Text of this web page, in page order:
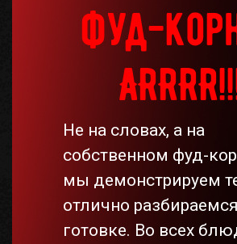
фуд-
Не на словах, а на
собственном фуд-
мы демонстрируем
отлично
готовке. Во всех